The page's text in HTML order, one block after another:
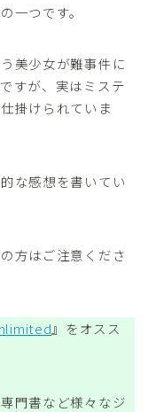
一つです。
美少女が難事件に
すが、実はミステ
掛けられていま
な感想を書いてい
方はご注意くださ
』をオスス
門書など様々なジ